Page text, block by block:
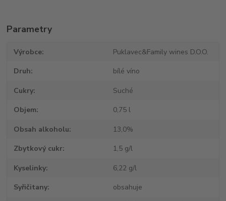
Parametry
Výrobce Puklavec&Family wines D.O.O.
Druh bílé víno
Cukry Suché
Objem 0,75 l
Obsah alkoholu 13,0%
Zbytkový cukr 1,5 g/l
Kyselinky 6,22 g/l
Syřičitany obsahuje